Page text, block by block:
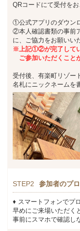
QRコードにて受付をお
①公式アプリのダウン
②本人確認書類の事前
に、ご協力をお願いい
※上記①②が完了してい
ご参加いただくこと
受付後、有楽町リゾー
名札にニックネームを
STEP2 参加者のプ
♦ スマートフォンでプ
早めにご来場いただく
事前にスマホで確認し